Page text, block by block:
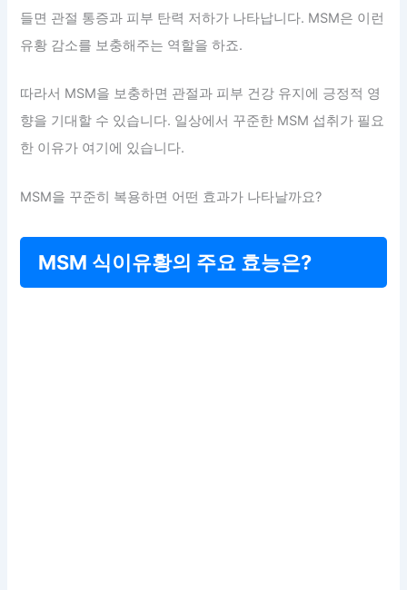
들면 관절 통증과 피부 탄력 저하가 나타납니다. MSM은 이런
유황 감소를 보충해주는 역할을 하죠.
따라서 MSM을 보충하면 관절과 피부 건강 유지에 긍정적 영
향을 기대할 수 있습니다. 일상에서 꾸준한 MSM 섭취가 필요
한 이유가 여기에 있습니다.
MSM을 꾸준히 복용하면 어떤 효과가 나타날까요?
MSM 식이유황의 주요 효능은?